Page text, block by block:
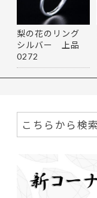
梨の花のリング
シルバー 上品
0272